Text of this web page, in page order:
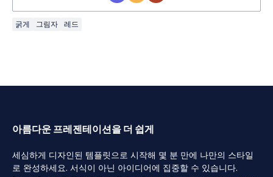
굵게 그림자 레드
아름다운 프레젠테이션을 더 쉽게
세심하게 디자인된 템플릿으로 시작해 몇 분 만에 나만의 스타일
로 완성하세요. 서식이 아닌 아이디어에 집중할 수 있습니다.